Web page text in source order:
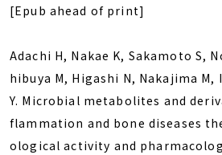
[Epub ahead of print]
Adachi H, Nakae K, Sakamoto S,
hibuya M, Higashi N, Nakajima
Y. Microbial metabolites and
flammation and bone diseases
ological activity and